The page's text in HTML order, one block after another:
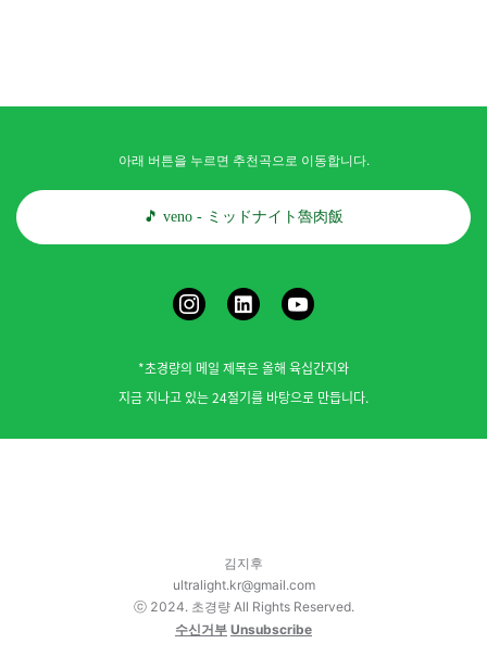
아래 버튼을 누르면 추천곡으로 이동합니다.
🎵 veno - ミッドナイト魯肉飯
*초경량의 메일 제목은 올해 육십간지와
지금 지나고 있는 24절기를 바탕으로 만듭니다.
김지후
ultralight.kr@gmail.com
ⓒ 2024. 초경량 All Rights Reserved.
수신거부 Unsubscribe